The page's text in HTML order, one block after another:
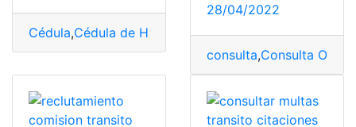
Cédula,Cédula de Habitabilidad,cédula de identidad,
28/04/2022
consulta,Consulta Online